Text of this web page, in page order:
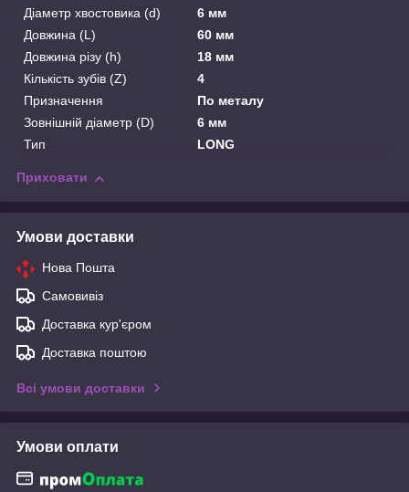
Діаметр хвостовика (d)
6 мм
Довжина (L)
60 мм
Довжина різу (h)
18 мм
Кількість зубів (Z)
4
Призначення
По металу
Зовнішній діаметр (D)
6 мм
Тип
LONG
Приховати
Умови доставки
Нова Пошта
Самовивіз
Доставка кур'єром
Доставка поштою
Всі умови доставки
Умови оплати